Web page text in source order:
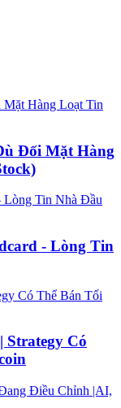
Đối Mặt Hàng
- Lòng Tin
Có